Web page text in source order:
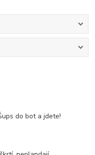
do bot a jdete!